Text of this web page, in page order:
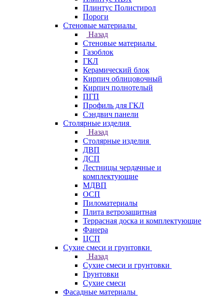
Плинтус Полистирол
Пороги
Стеновые материалы
Назад
Стеновые материалы
Газоблок
ГКЛ
Керамический блок
Кирпич облицовочный
Кирпич полнотелый
ПГП
Профиль для ГКЛ
Сэндвич панели
Столярные изделия
Назад
Столярные изделия
ДВП
ДСП
Лестницы чердачные и
комплектующие
МДВП
ОСП
Пиломатериалы
Плита ветрозащитная
Террасная доска и комплектующие
Фанера
ЦСП
Сухие смеси и грунтовки
Назад
Сухие смеси и грунтовки
Грунтовки
Сухие смеси
Фасадные материалы